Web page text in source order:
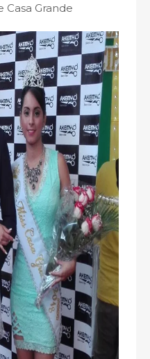
Casa Grande